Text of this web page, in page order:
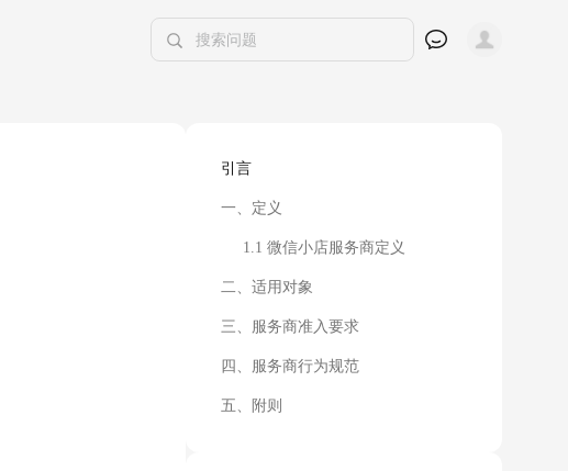
引言
一、定义
1.1 微信小店服务商定义
二、适用对象
三、服务商准入要求
四、服务商行为规范
五、附则